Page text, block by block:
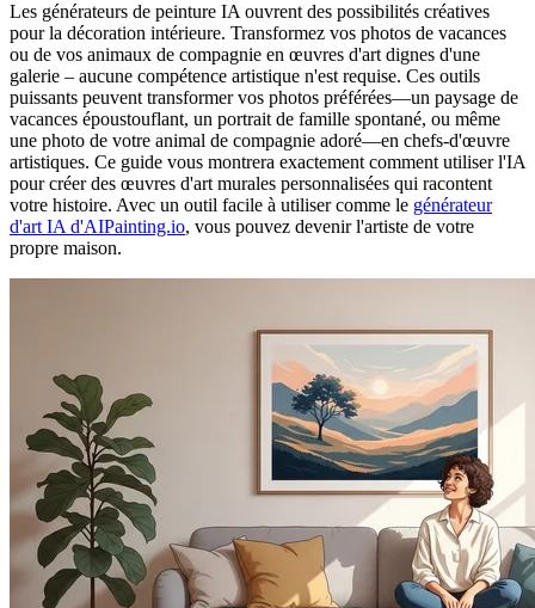
Les générateurs de peinture IA ouvrent des possibilités créatives
pour la décoration intérieure. Transformez vos photos de vacances
ou de vos animaux de compagnie en œuvres d'art dignes d'une
galerie – aucune compétence artistique n'est requise. Ces outils
puissants peuvent transformer vos photos préférées—un paysage de
vacances époustouflant, un portrait de famille spontané, ou même
une photo de votre animal de compagnie adoré—en chefs-d'œuvre
artistiques. Ce guide vous montrera exactement comment utiliser l'IA
pour créer des œuvres d'art murales personnalisées qui racontent
votre histoire. Avec un outil facile à utiliser comme le générateur
d'art IA d'AIPainting.io, vous pouvez devenir l'artiste de votre
propre maison.